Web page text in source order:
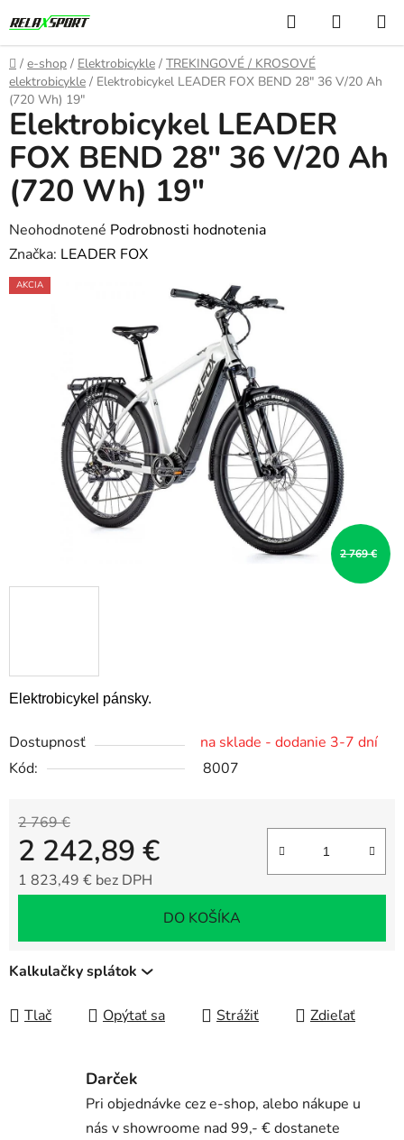
na
obsah
Hľadať
KOŠÍK
Domov
/ e-shop / Elektrobicykle / TREKINGOVÉ / KROSOVÉ
elektrobicykle / Elektrobicykel LEADER FOX BEND 28" 36 V/20 Ah
(720 Wh) 19"
Elektrobicykel pánsky.
Dostupnosť
na sklade - dodanie 3-7 dní
Kód:
8007
2 769 €
2 242,89 €
1 823,49 € bez DPH
DO KOŠÍKA
Kalkulačky splátok
Tlač Opýtať sa Strážiť Zdieľať
Elektrobicykel LEADER
FOX BEND 28" 36 V/20 Ah
(720 Wh) 19"
Priemerné
hodnotenie
produktu
hviezdičiek.
Neohodnotené Podrobnosti hodnotenia
Značka: LEADER FOX
AKCIA
2 769 €
Darček
Pri objednávke cez e-shop, alebo nákupe u
nás v showroome nad 99,- € dostanete